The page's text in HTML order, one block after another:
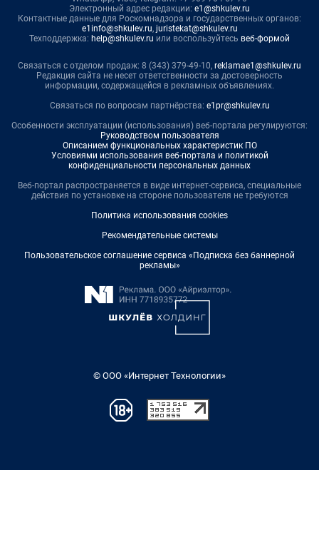
Электронный адрес редакции: e1@shkulev.ru
Контактные данные для Роскомнадзора и государственных органов:
e1info@shkulev.ru, juristekat@shkulev.ru
Техподдержка: help@shkulev.ru или воспользуйтесь веб-формой
Связаться с отделом продаж: 8 (343) 379-49-10, reklamae1@shkulev.ru
Редакция сайта не несет ответственности за достоверность
информации, содержащейся в рекламных объявлениях.
Связаться по вопросам партнёрства: e1pr@shkulev.ru
Особенности эксплуатации (использования) веб-портала регулируются:
Руководством пользователя
Описанием функциональных характеристик ПО
Условиями использования веб-портала и политикой
конфиденциальности персональных данных
Веб-портал распространяется в виде интернет-сервиса, специальные
действия по установке на стороне пользователя не требуются
Политика использования cookies
Рекомендательные системы
Пользовательское соглашение сервиса «Подписка без баннерной
рекламы»
© ООО «Интернет Технологии»